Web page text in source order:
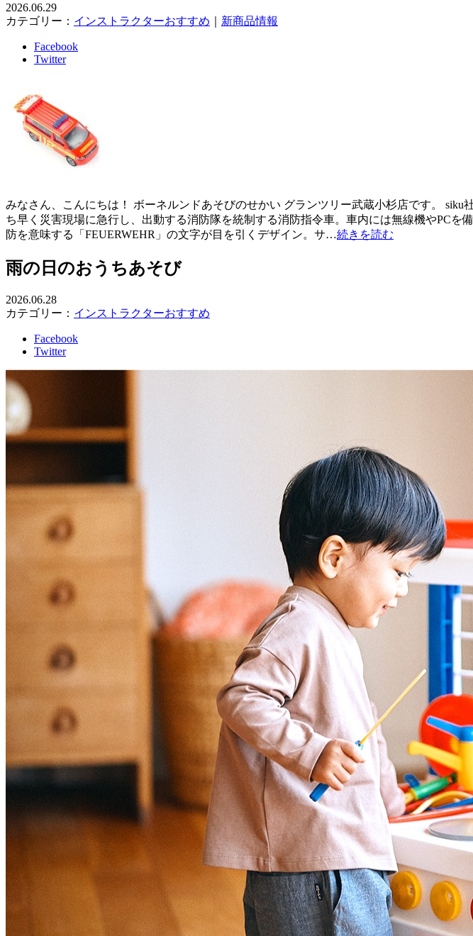
2026.06.29
カテゴリー： インストラクターおすすめ 新商品情報
Facebook
Twitter
みなさん、こんにちは！ ボーネルンドあそびのせかい グランツリー武蔵小杉店です。
ち早く災害現場に急行し、出動する消防隊を統制する消防指令車。車内には無線機やPC
防を意味する「FEUERWEHR」の文字が目を引くデザイン。サ…続きを読む
雨の日のおうちあそび
2026.06.28
カテゴリー： インストラクターおすすめ
Facebook
Twitter